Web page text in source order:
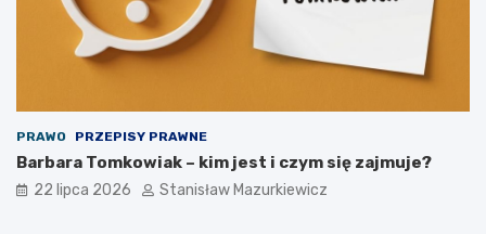
PRAWO PRZEPISY PRAWNE
Barbara Tomkowiak – kim jest i czym się zajmuje?
22 lipca 2026 Stanisław Mazurkiewicz